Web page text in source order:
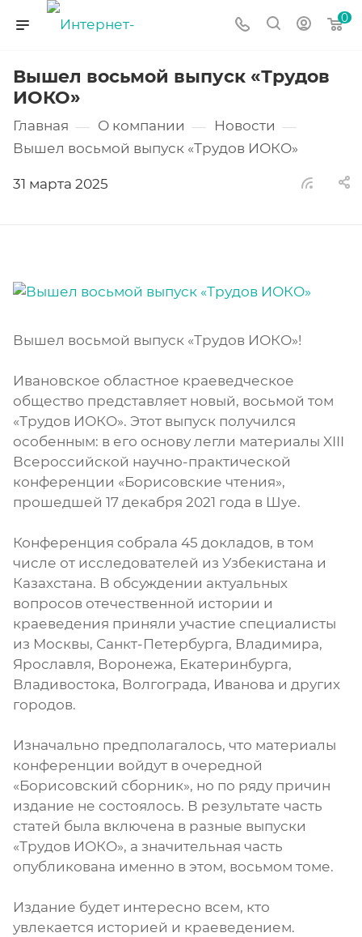
0
Вышел восьмой выпуск «Трудов
ИОКО»
Главная — О компании — Новости —
Вышел восьмой выпуск «Трудов ИОКО»
31 марта 2025
Вышел восьмой выпуск «Трудов ИОКО»!
Ивановское областное краеведческое
общество представляет новый, восьмой том
«Трудов ИОКО». Этот выпуск получился
особенным: в его основу легли материалы XIII
Всероссийской научно-практической
конференции «Борисовские чтения»,
прошедшей 17 декабря 2021 года в Шуе.
Конференция собрала 45 докладов, в том
числе от исследователей из Узбекистана и
Казахстана. В обсуждении актуальных
вопросов отечественной истории и
краеведения приняли участие специалисты
из Москвы, Санкт-Петербурга, Владимира,
Ярославля, Воронежа, Екатеринбурга,
Владивостока, Волгограда, Иванова и других
городов.
Изначально предполагалось, что материалы
конференции войдут в очередной
«Борисовский сборник», но по ряду причин
издание не состоялось. В результате часть
статей была включена в разные выпуски
«Трудов ИОКО», а значительная часть
опубликована именно в этом, восьмом томе.
Издание будет интересно всем, кто
увлекается историей и краеведением.